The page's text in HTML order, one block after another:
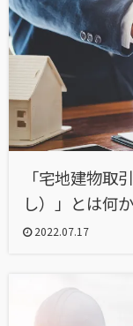
「宅地建物取
し）」とは何
2022.07.17